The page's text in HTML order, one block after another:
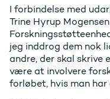
I forbindelse med
Trine Hyrup
jeg inddrog dem nok
andre, der skal skrive
være at involvere
forløbet, hvis man har